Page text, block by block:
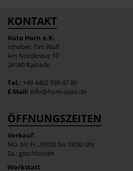
KONTAKT
Auto Horn e.K.
Inhaber: Tim Wulf
Am Nordkreuz 10
26180 Rastede
Tel.: +49 4402 939 47 80
E-Mail: info@horn-auto.de
ÖFFNUNGSZEITEN
Verkauf:
Mo. bis Fr.: 09:00 bis 18:00 Uhr
Sa.: geschlossen
Werkstatt